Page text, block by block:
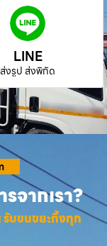
LINE
ส่งรูป ส่งพิกัด
จากเรา?
รับขนขยะทิ้งทุก